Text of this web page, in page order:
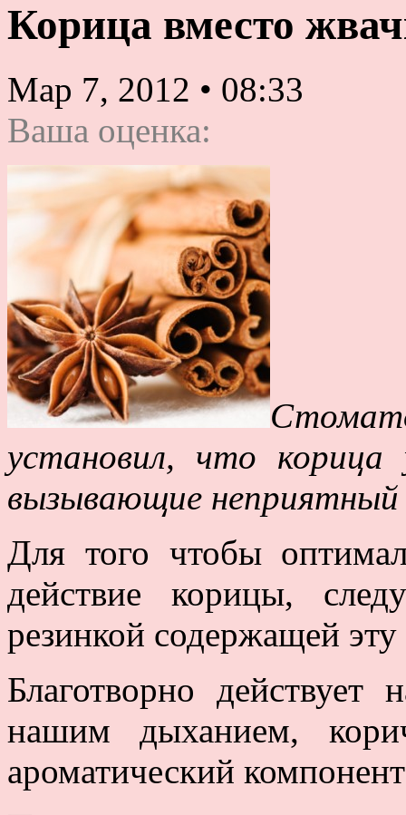
Корица вместо
Мар 7, 2012 • 08:33
Ваша оценка:
установил, что
вызывающие неприятный
Для того чтобы
действие корицы,
резинкой содержащей
Благотворно действует
нашим дыханием,
ароматический